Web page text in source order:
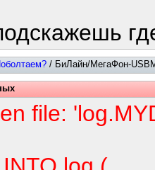
/ БиЛайн/МегаФон-
file: